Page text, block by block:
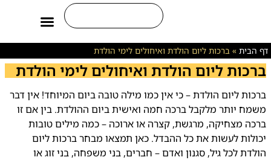
דף הבית » ברכות ליום הולדת ואיחולים לימי הולדת
ברכות ליום הולדת ואיחולים לימי הולדת
ברכות ליום הולדת – כי אין כמו מילה טובה ביום המיוחד! אין דבר
משמח יותר מלקבל ברכה חמה ואישית ביום ההולדת. בין אם זו
ברכה מצחיקה, מרגשת, קצרה או ארוכה – כמה מילים טובות
יכולות לעשות את כל ההבדל. כאן תמצאו מבחר ברכות ליום
הולדת לכל גיל, סגנון ואדם – חברים, בני משפחה, בני זוג או